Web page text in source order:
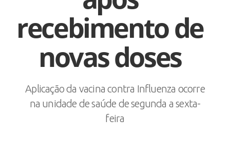
recebimento de
novas doses
Aplicação da vacina contra Influenza ocorre
na unidade de saúde de segunda a sexta-
feira